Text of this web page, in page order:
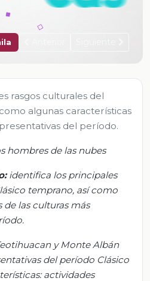
rasgos culturales del
algunas características
del período.
hombres de las nubes
identifica los principales
temprano, así como
de las culturas más
.
any Monte Albán
del período Clásico
actividades